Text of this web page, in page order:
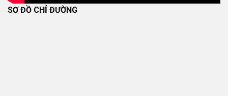
SƠ ĐỒ CHỈ ĐƯỜNG